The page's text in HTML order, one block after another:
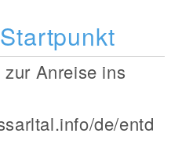
Anreise ins
de/entd